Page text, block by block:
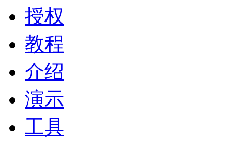
授权
教程
介绍
演示
工具